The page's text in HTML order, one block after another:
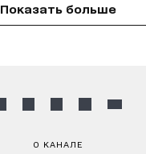
Показать больше
О КАНАЛЕ